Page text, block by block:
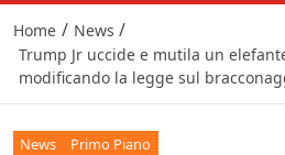
Home / News /
Trump Jr uccide e mutila un
modificando la legge sul
News Primo Piano